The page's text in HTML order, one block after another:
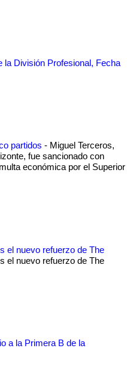
la División Profesional, Fecha
partidos - Miguel Terceros,
fue sancionado con
económica por el Superior
el nuevo refuerzo de The
el nuevo refuerzo de The
a la Primera B de la